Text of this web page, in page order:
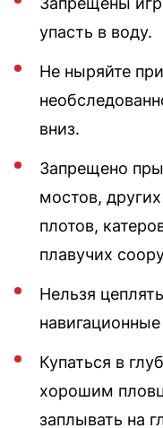
упасть в воду.
Не ныряйте
вниз.
Запрещено
мостов,
плотов,
плавучих
Нельзя
Купаться в
хорошим
заплывать на